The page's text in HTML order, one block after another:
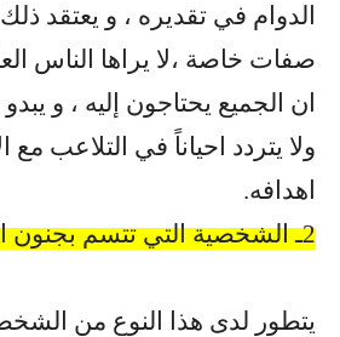
الدوام في تقديره ، و يعتقد
صفات خاصة ،لا يراها الناس
ان الجميع يحتاجون إليه ، و
ولا يتردد احياناً في التلاعب مع
اهدافه.
2ـ الشخصية التي تتسم بجنون
يتطور لدى هذا النوع من